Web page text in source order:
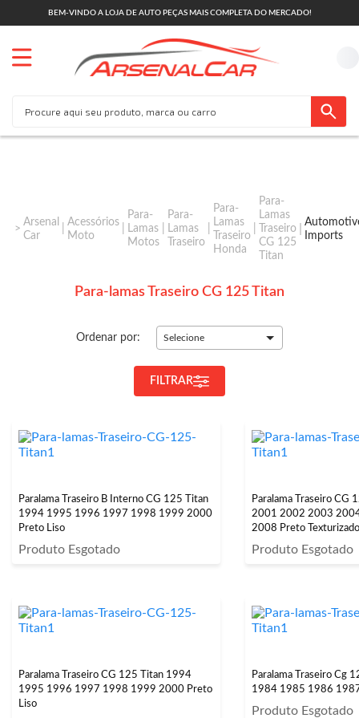
BEM-VINDO A LOJA DE AUTO PEÇAS MAIS COMPLETA DO MERCADO!
Arsenal
Car
Acessórios
Moto
Para-
Lamas
Motos
Para-
Lamas
Traseiro
Para-
Lamas
Traseiro
Honda
Para-
Lamas
Traseiro
CG 125
Titan
Imports
Para-lamas Traseiro CG 125 Titan
Ordenar por: Selecione
FILTRAR
Paralama Traseiro B Interno CG 125 Titan
1994 1995 1996 1997 1998 1999 2000
Preto Liso
Produto Esgotado
Paralama Traseiro CG
2001 2002 2003
2008 Preto Texturizado
Produto Esgotado
Paralama Traseiro CG 125 Titan 1994
1995 1996 1997 1998 1999 2000 Preto
Liso
Paralama Traseiro Cg
1984 1985 1986
Produto Esgotado